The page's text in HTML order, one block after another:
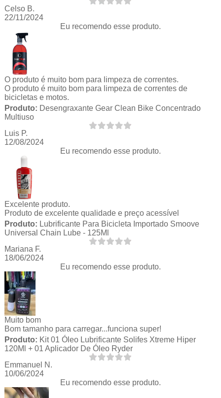
Celso B.
22/11/2024
Eu recomendo esse produto.
O produto é muito bom para limpeza de correntes.
O produto é muito bom para limpeza de correntes de
bicicletas e motos.
Produto: Desengraxante Gear Clean Bike Concentrado
Multiuso
Luis P.
12/08/2024
Eu recomendo esse produto.
Excelente produto.
Produto de excelente qualidade e preço acessível
Produto: Lubrificante Para Bicicleta Importado Smoove
Universal Chain Lube - 125Ml
Mariana F.
18/06/2024
Eu recomendo esse produto.
Muito bom
Bom tamanho para carregar...funciona super!
Produto: Kit 01 Óleo Lubrificante Solifes Xtreme Hiper
120Ml + 01 Aplicador De Óleo Ryder
Emmanuel N.
10/06/2024
Eu recomendo esse produto.